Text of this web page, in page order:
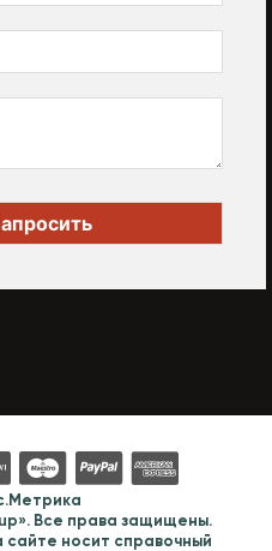
Все права защищены.
сайте носит справочный